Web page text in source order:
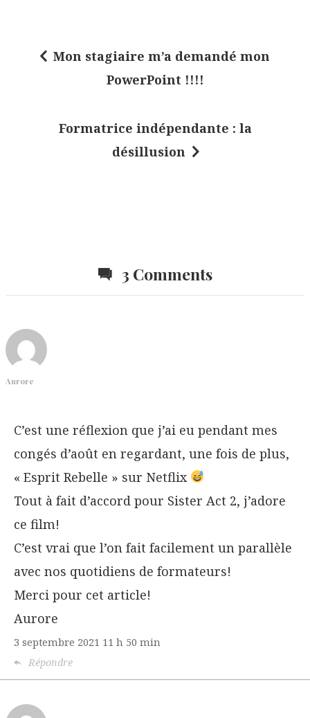
d
l
’
a
t
i
c
l
e
Mon stagiaire m’a demandé mon
PowerPoint !!!!
Formatrice indépendante : la
désillusion
3 Comments
Aurore
C’est une réflexion que j’ai eu pendant mes
congés d’août en regardant, une fois de plus,
« Esprit Rebelle » sur Netflix
Tout à fait d’accord pour Sister Act 2, j’adore
ce film!
C’est vrai que l’on fait facilement un parallèle
avec nos quotidiens de formateurs!
Merci pour cet article!
Aurore
3 septembre 2021 11 h 50 min
Répondre